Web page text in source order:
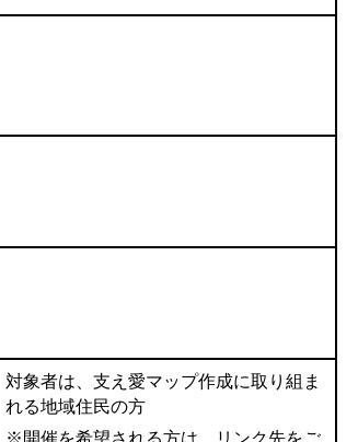
対象者は、支え愛マップ作成に取り組ま
れる地域住民の方
※開催を希望される方は、リンク先をご